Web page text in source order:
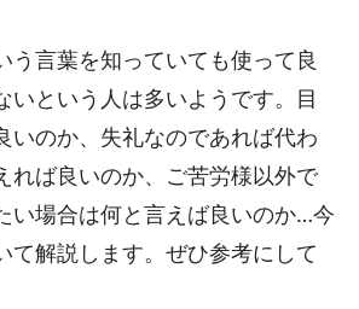
う言葉を知っていても使って良
いという人は多いようです。目
いのか、失礼なのであれば代わ
れば良いのか、ご苦労様以外で
い場合は何と言えば良いのか…今
て解説します。ぜひ参考にして